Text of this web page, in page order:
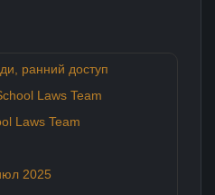
ранний доступ
Laws Team
Laws Team
2025